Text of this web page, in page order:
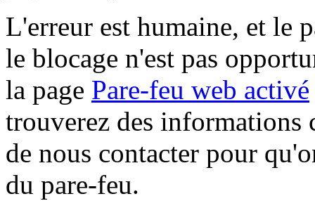
L'erreur est humaine, et le
le blocage n'est pas
la page Pare-feu web activé
trouverez des informations
de nous contacter pour
du pare-feu.